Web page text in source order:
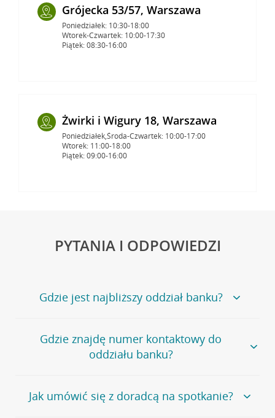
Grójecka 53/57, Warszawa
Poniedziałek: 10:30-18:00
Wtorek-Czwartek: 10:00-17:30
Piątek: 08:30-16:00
Żwirki i Wigury 18, Warszawa
Poniedziałek,Środa-Czwartek: 10:00-17:00
Wtorek: 11:00-18:00
Piątek: 09:00-16:00
PYTANIA I ODPOWIEDZI
Gdzie jest najbliższy oddział banku?
Jeśli szukasz oddziału naszego banku, zapraszamy na
stronęPlacówki i bankomaty, na której znajduje się
wygodna wyszukiwarka.
oddziałów
Gdzie znajdę numer kontaktowy do
oddziału banku?
Bank Credit Agricole nie udostępnia ogólnego numeru
telefonu do placówki bankowej.
Jak umówić się z doradcą na spotkanie?